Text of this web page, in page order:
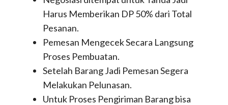
Harus Memberikan DP 50% dari Total
Pesanan.
Pemesan Mengecek Secara Langsung
Proses Pembuatan.
Setelah Barang Jadi Pemesan Segera
Melakukan Pelunasan.
Untuk Proses Pengiriman Barang bisa